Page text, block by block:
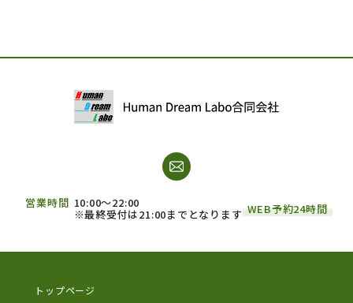
営業時間 10:00～22:00
※最終受付は21:00までとなります WEB予約24時間
トップページ